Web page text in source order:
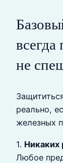
всегда
не
реально,
железных
1. Никаких
Любое